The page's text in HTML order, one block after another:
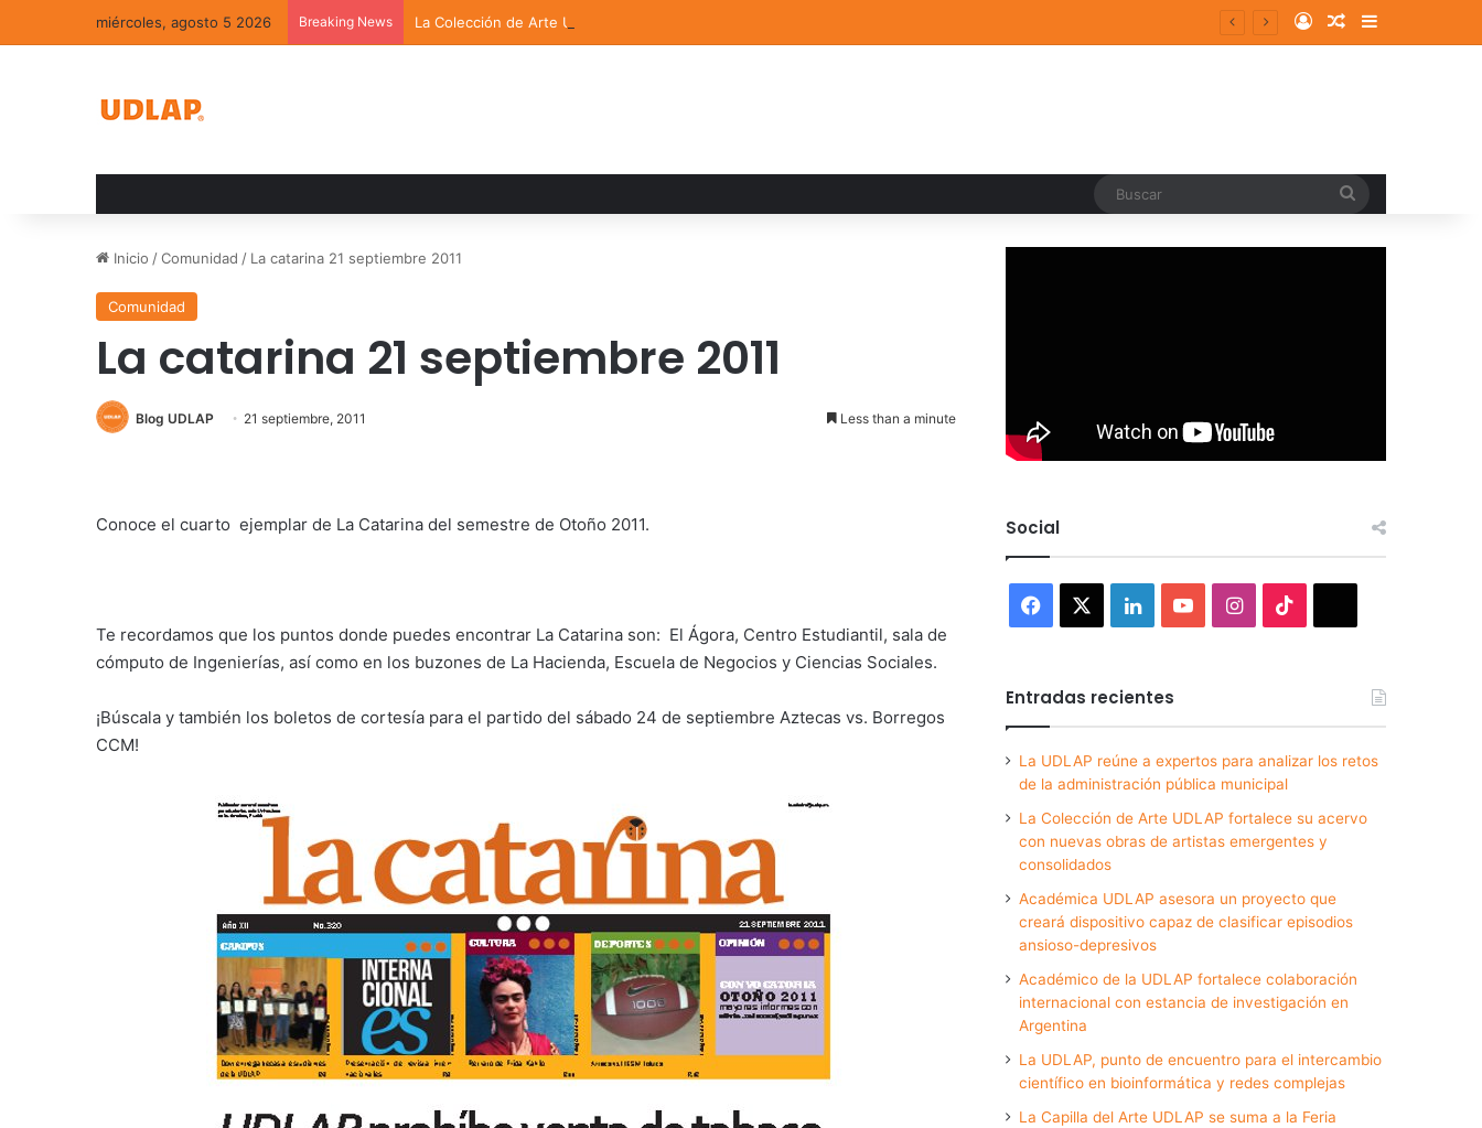
miércoles, agosto 5 2026 Breaking News La Colección de Arte UDLAP fortalece su acervo con nuevas obras de artistas emergentes y consolidados Log InRandom Article
Sidebar
Inicio /Comunidad / La catarina 21 septiembre 2011
Comunidad
La catarina 21 septiembre 2011
Blog UDLAP 21 septiembre, 2011 Less than a minute
Conoce el cuarto ejemplar de La Catarina del semestre de Otoño 2011.
Te recordamos que los puntos donde puedes encontrar La Catarina son: El Ágora, Centro Estudiantil, sala de
cómputo de Ingenierías, así como en los buzones de La Hacienda, Escuela de Negocios y Ciencias Sociales.
¡Búscala y también los boletos de cortesía para el partido del sábado 24 de septiembre Aztecas vs. Borregos
CCM!
Social
Facebook LinkedInYouTubeInstagram
Entradas recientes
La UDLAP reúne a expertos para analizar los retos
de la administración pública municipal
La Colección de Arte UDLAP fortalece su acervo
con nuevas obras de artistas emergentes y
consolidados
Académica UDLAP asesora un proyecto que
creará dispositivo capaz de clasificar episodios
ansioso-depresivos
Académico de la UDLAP fortalece colaboración
internacional con estancia de investigación en
Argentina
La UDLAP, punto de encuentro para el intercambio
científico en bioinformática y redes complejas
La Capilla del Arte UDLAP se suma a la Feria